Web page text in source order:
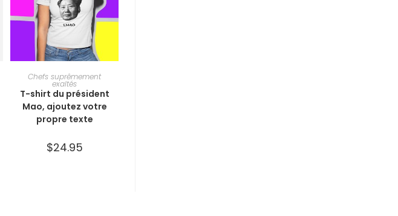
CHOIX DES OPTIONS
Chefs suprêmement
exaltés
T-shirt du président
Mao, ajoutez votre
propre texte
$24.95